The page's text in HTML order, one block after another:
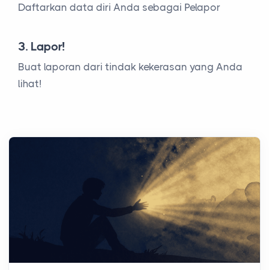
Daftarkan data diri Anda sebagai Pelapor
3. Lapor!
Buat laporan dari tindak kekerasan yang Anda
lihat!